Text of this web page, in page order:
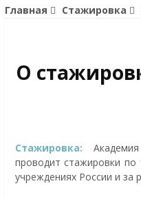
Главная Стажировка
О
Стажировка:
проводит стажировки по
учреждениях России и за